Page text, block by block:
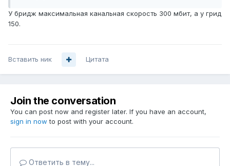
У бридж максимальная канальная скорость 300 мбит, а у грид
150.
Вставить ник Цитата
Join the conversation
You can post now and register later. If you have an account,
sign in now to post with your account.
Ответить в тему...